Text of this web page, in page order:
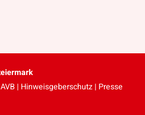
AVB | Hinweisgeberschutz| Presse